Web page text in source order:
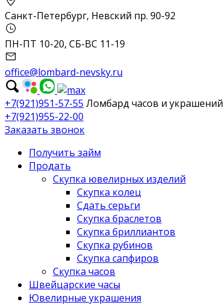
Санкт-Петербург, Невский пр. 90-92
ПН-ПТ 10-20, СБ-ВС 11-19
office@lombard-nevsky.ru
+7(921)951-57-55 Ломбард часов и украшений
+7(921)955-22-00
Заказать звонок
Получить займ
Продать
Скупка ювелирных изделий
Скупка колец
Сдать серьги
Скупка браслетов
Скупка бриллиантов
Скупка рубинов
Скупка сапфиров
Скупка часов
Швейцарские часы
Ювелирные украшения